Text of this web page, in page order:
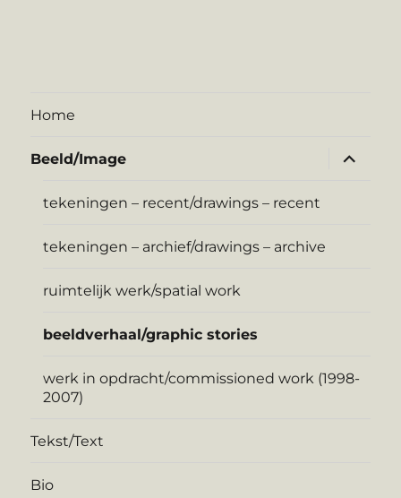
Home
Beeld/Image
expand
child
tekeningen – recent/drawings – recent
tekeningen – archief/drawings – archive
ruimtelijk werk/spatial work
beeldverhaal/graphic stories
werk in opdracht/commissioned work (1998-
2007)
Tekst/Text
Bio